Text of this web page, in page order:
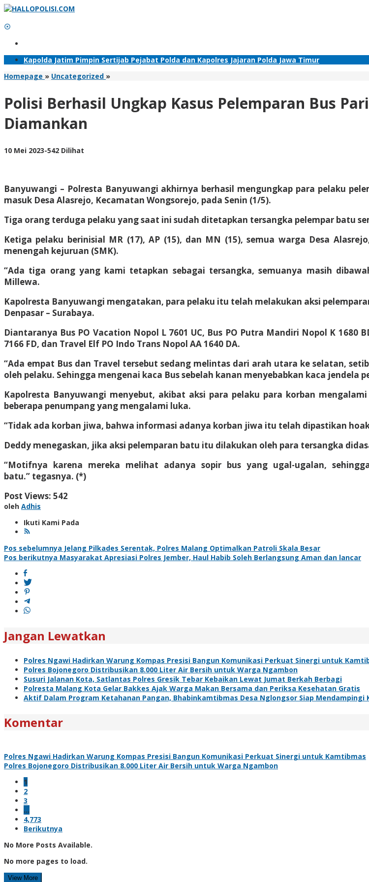
Lewati
konten
Kapolda Jatim Pimpin Sertijab Pejabat Polda dan Kapolres Jajaran Polda Jawa Timur
Homepage » Uncategorized »Polisi
Kasus
Pelemparan
Polisi Berhasil Ungkap Kasus Pelemparan Bus
Diamankan
10 Mei 2023oleh
-542 Dilihat
Banyuwangi – Polresta Banyuwangi akhirnya berhasil mengungkap para pelaku
masuk Desa Alasrejo, Kecamatan Wongsorejo, pada Senin (1/5).
Tiga orang terduga pelaku yang saat ini sudah ditetapkan tersangka pelempar batu
Ketiga pelaku berinisial MR (17), AP (15), dan MN (15), semua warga Desa
menengah kejuruan (SMK).
“Ada tiga orang yang kami tetapkan sebagai tersangka, semuanya masih
Millewa.
Kapolresta Banyuwangi mengatakan, para pelaku itu telah melakukan aksi
Denpasar – Surabaya.
Diantaranya Bus PO Vacation Nopol L 7601 UC, Bus PO Putra Mandiri Nopol K 1680
7166 FD, dan Travel Elf PO Indo Trans Nopol AA 1640 DA.
“Ada empat Bus dan Travel tersebut sedang melintas dari arah utara ke selatan,
oleh pelaku. Sehingga mengenai kaca Bus sebelah kanan menyebabkan kaca jendela
Kapolresta Banyuwangi menyebut, akibat aksi para pelaku para korban
beberapa penumpang yang mengalami luka.
“Tidak ada korban jiwa, bahwa informasi adanya korban jiwa itu telah dipastikan
Deddy menegaskan, jika aksi pelemparan batu itu dilakukan oleh para tersangka
“Motifnya karena mereka melihat adanya sopir bus yang ugal-ugalan,
batu.” tegasnya. (*)
Post Views: 542
oleh Adhis
Ikuti Kami Pada
Navigasi
pos
Pos sebelumnya Jelang Pilkades Serentak, Polres Malang Optimalkan Patroli Skala Besar
Pos berikutnya Masyarakat Apresiasi Polres Jember, Haul Habib Soleh Berlangsung Aman dan lancar
Jangan Lewatkan
Polres Ngawi Hadirkan Warung Kompas Presisi Bangun Komunikasi Perkuat Sinergi untuk
Polres Bojonegoro Distribusikan 8.000 Liter Air Bersih untuk Warga Ngambon
Susuri Jalanan Kota, Satlantas Polres Gresik Tebar Kebaikan Lewat Jumat Berkah Berbagi
Polresta Malang Kota Gelar Bakkes Ajak Warga Makan Bersama dan Periksa Kesehatan Gratis
Aktif Dalam Program Ketahanan Pangan, Bhabinkamtibmas Desa Nglongsor Siap Mendampingi
Komentar
Polres Ngawi Hadirkan Warung Kompas Presisi Bangun Komunikasi Perkuat Sinergi untuk Kamtibmas
Polres Bojonegoro Distribusikan 8.000 Liter Air Bersih untuk Warga Ngambon
1
2
3
…
4,773
Berikutnya
No More Posts Available.
No more pages to load.
View More